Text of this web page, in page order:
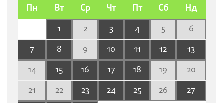
Пн Вт Ср Чт Пт Сб Нд
1 2 3 4 5
6
7
8 9 10 11 12
13
14
15 16 17 18 19
20
21
22 23 24 25 26 27